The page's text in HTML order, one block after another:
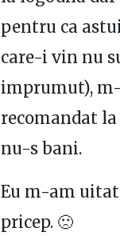
pentru ca
care-i vin nu
imprumut),
recomandat la
nu-s bani.
Eu m-am uitat
pricep. 🙁